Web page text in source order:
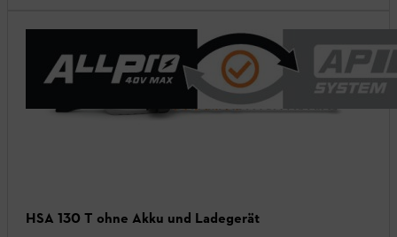
HSA 130 T ohne Akku und Ladegerät